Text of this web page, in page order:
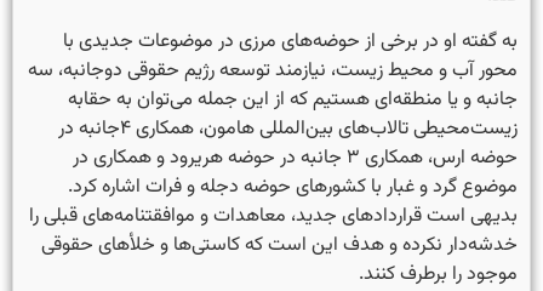
به گفته او در برخی از حوضه‌های مرزی در موضوعات جدیدی با
محور آب و محیط زیست، نیازمند توسعه رژیم حقوقی دوجانبه، سه
جانبه و یا منطقه‌ای هستیم که از این جمله می‌توان به حقابه
زیست‌محیطی تالاب‌های بین‌المللی هامون، همکاری ۴جانبه در
حوضه ارس، همکاری ۳ جانبه در حوضه هریرود و همکاری در
موضوع گرد و غبار با کشورهای حوضه دجله و فرات اشاره کرد.
بدیهی است قراردادهای جدید، معاهدات و موافقتنامه‌های قبلی را
خدشه‌دار نکرده و هدف این است که کاستی‌ها و خلأهای حقوقی
موجود را برطرف کنند.